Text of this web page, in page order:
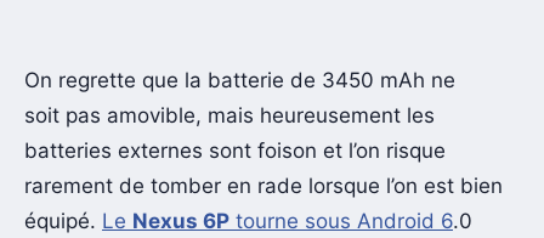
On regrette que la batterie de 3450 mAh ne
soit pas amovible, mais heureusement les
batteries externes sont foison et l’on risque
rarement de tomber en rade lorsque l’on est bien
équipé. Le Nexus 6P tourne sous Android 6.0